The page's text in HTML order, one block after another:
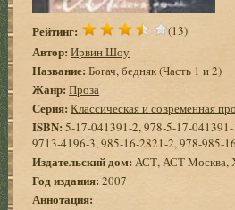
Рейтинг: (13)
Автор: Ирвин Шоу
Название: Богач, бедняк (Часть 1 и 2)
Жанр: Проза
Серия: Классическая и современная
ISBN:5-17-041391-2, 978-5-17-
9713-4196-3, 985-16-2821-2, 978-985-
Издательский дом: АСТ, АСТ Москва,
Год издания: 2007
Аннотация: